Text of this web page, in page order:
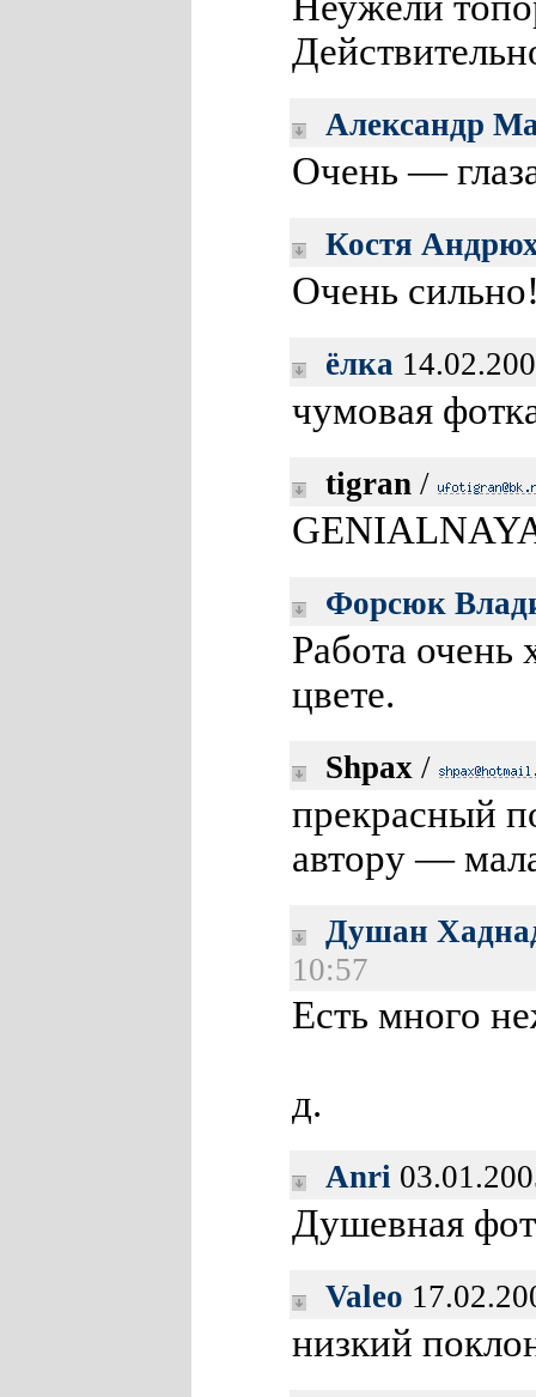
Александр
Очень —
Костя
Очень
ёлка
чумовая
tigran /
Форсюк
Работа
цвете.
Shpax /
прекрасный
автору —
Душaн
10:57
Есть много
д.
Anri
Душевная
Valeo
низкий